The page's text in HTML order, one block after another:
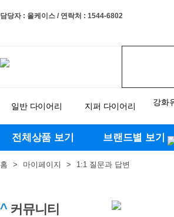
담당자 : 올케이스 / 연락처 : 1544-6802
일반 다이어리 지퍼 다이어리
강화
전체상품 보기 브랜드별 보기
홈 > 마이페이지 > 1:1 질문과 답변
^커뮤니티